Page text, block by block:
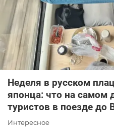
Неделя в русском
японца: что на самом
туристов в поезде до
Интересное